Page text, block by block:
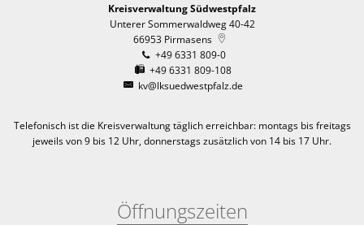
Kreisverwaltung Südwestpfalz
Unterer Sommerwaldweg 40-42
66953 Pirmasens
+49 6331 809-0
+49 6331 809-108
kv@lksuedwestpfalz.de
Telefonisch ist die Kreisverwaltung täglich erreichbar: montags bis freitags
jeweils von 9 bis 12 Uhr, donnerstags zusätzlich von 14 bis 17 Uhr.
Öffnungszeiten